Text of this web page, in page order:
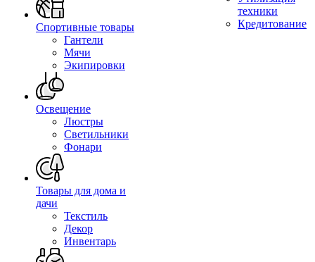
Спортивные товары
Гантели
Мячи
Экипировки
Освещение
Люстры
Светильники
Фонари
Товары для дома и
дачи
Текстиль
Декор
Инвентарь
техники
Кредитование